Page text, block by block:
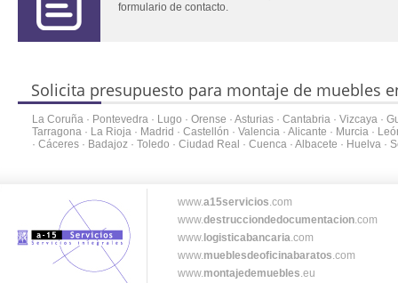
formulario de contacto.
Solicita presupuesto para montaje de muebles
La Coruña · Pontevedra · Lugo · Orense · Asturias · Cantabria · Vizcaya ·
Tarragona · La Rioja · Madrid · Castellón · Valencia · Alicante · Murcia ·
· Cáceres · Badajoz · Toledo · Ciudad Real · Cuenca · Albacete · Huelva ·
www.a15servicios.com
www.destrucciondedocumentacion.com
www. logisticabancaria.com
www.mueblesdeoficinabaratos.com
www.montajedemuebles.eu